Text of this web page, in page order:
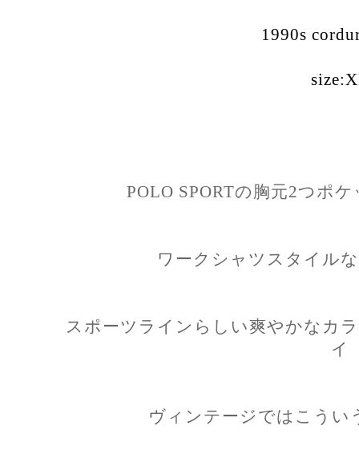
1990s
POLO SPORTの胸元2つポ
ワークシャツスタイル
スポーツラインらしい爽やかなカ
イ
ヴィンテージではこうい